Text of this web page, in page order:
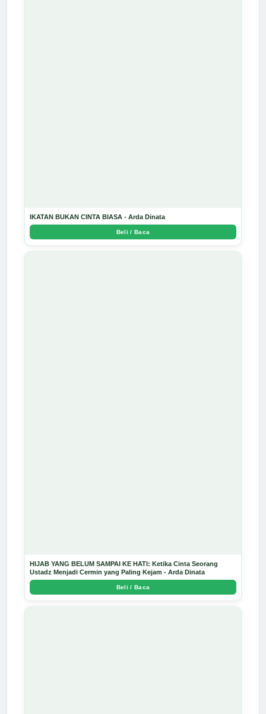
IKATAN BUKAN CINTA BIASA - Arda Dinata
Beli / Baca
HIJAB YANG BELUM SAMPAI KE HATI: Ketika Cinta Seorang
Ustadz Menjadi Cermin yang Paling Kejam - Arda Dinata
Beli / Baca